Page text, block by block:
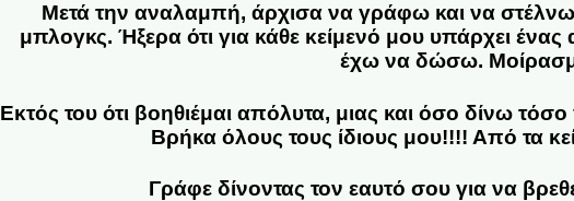
Μετά την αναλαμπή, άρχισα να γράφω και να στέλνω
μπλογκς. Ήξερα ότι για κάθε κείμενό μου υπάρχει
έχω να δώσω.
Εκτός του ότι βοηθιέμαι απόλυτα, μιας και όσο δίνω
Βρήκα όλους τους ίδιους μου!!!! Από τα
Γράφε δίνοντας τον εαυτό σου για να